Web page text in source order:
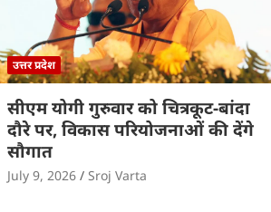
उत्तर प्रदेश
सीएम योगी गुरुवार को चित्रकूट-बांदा
दौरे पर, विकास परियोजनाओं की देंगे
सौगात
July 9, 2026 Sroj Varta